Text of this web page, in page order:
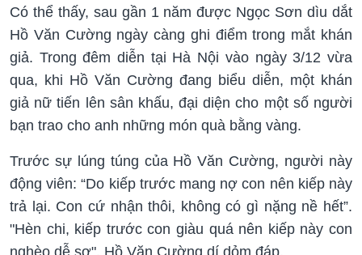
Có thể thấy, sau gần 1 năm được Ngọc Sơn dìu dắt
Hồ Văn Cường ngày càng ghi điểm trong mắt khán
giả. Trong đêm diễn tại Hà Nội vào ngày 3/12 vừa
qua, khi Hồ Văn Cường đang biểu diễn, một khán
giả nữ tiến lên sân khấu, đại diện cho một số người
bạn trao cho anh những món quà bằng vàng.
Trước sự lúng túng của Hồ Văn Cường, người này
động viên: “Do kiếp trước mang nợ con nên kiếp này
trả lại. Con cứ nhận thôi, không có gì nặng nề hết”.
"Hèn chi, kiếp trước con giàu quá nên kiếp này con
nghèo dễ sợ", Hồ Văn Cường dí dỏm đáp.